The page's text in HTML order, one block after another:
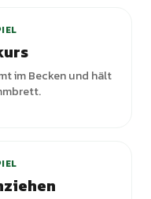
im Becken und hält